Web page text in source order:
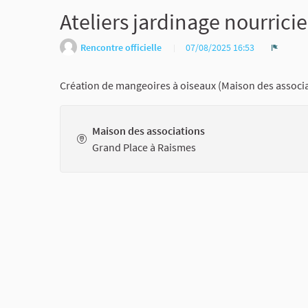
Ateliers jardinage
Rencontre officielle 07/08/2025 16:53
Création de mangeoires à oiseaux (Maison des
Maison des associations
Grand Place à Raismes